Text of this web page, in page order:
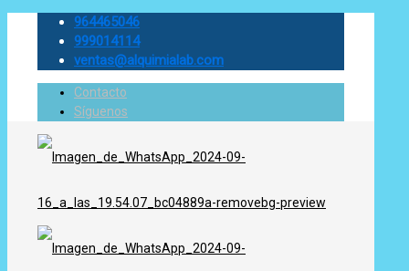
964465046
999014114
ventas@alquimialab.com
Contacto
Síguenos